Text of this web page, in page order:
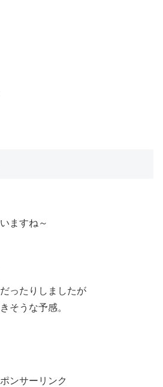
ますね～
ったりしましたが
そうな予感。
ンサーリンク